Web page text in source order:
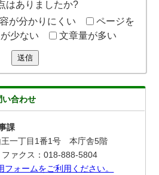
はありましたか?
が分かりにくい
ページを
少ない 文章量が多い
送信
い合わせ
課
一丁目1番1号 本庁舎5階
ァクス：018-888-5804
フォームをご利用ください。